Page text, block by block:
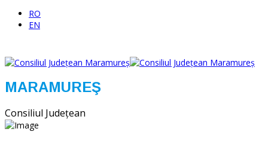
RO
EN
MARAMUREŞ
Consiliul Judeţean